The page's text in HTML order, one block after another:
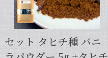
セット タヒチ種 バニ